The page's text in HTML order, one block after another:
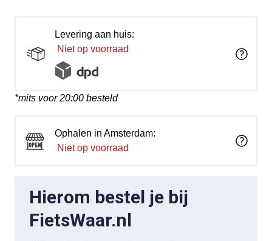
Levering aan huis:
Niet op voorraad
*mits voor 20:00 besteld
Ophalen in Amsterdam:
Niet op voorraad
Hierom bestel je bij
FietsWaar.nl